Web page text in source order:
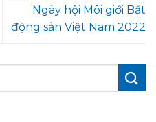
Ngày hội Môi giới Bất
động sản Việt Nam 2022